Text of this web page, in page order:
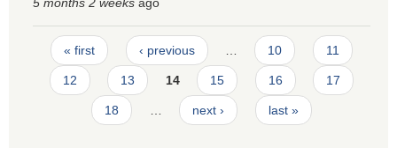
Pages
« first ‹ previous … 10 11
12 13 14 15 16 17
18 … next › last »